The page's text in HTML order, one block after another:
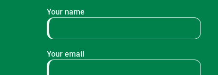
Your name
Your email